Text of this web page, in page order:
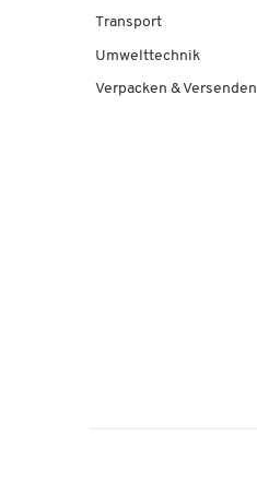
Transport
Umwelttechnik
Verpacken & Versenden